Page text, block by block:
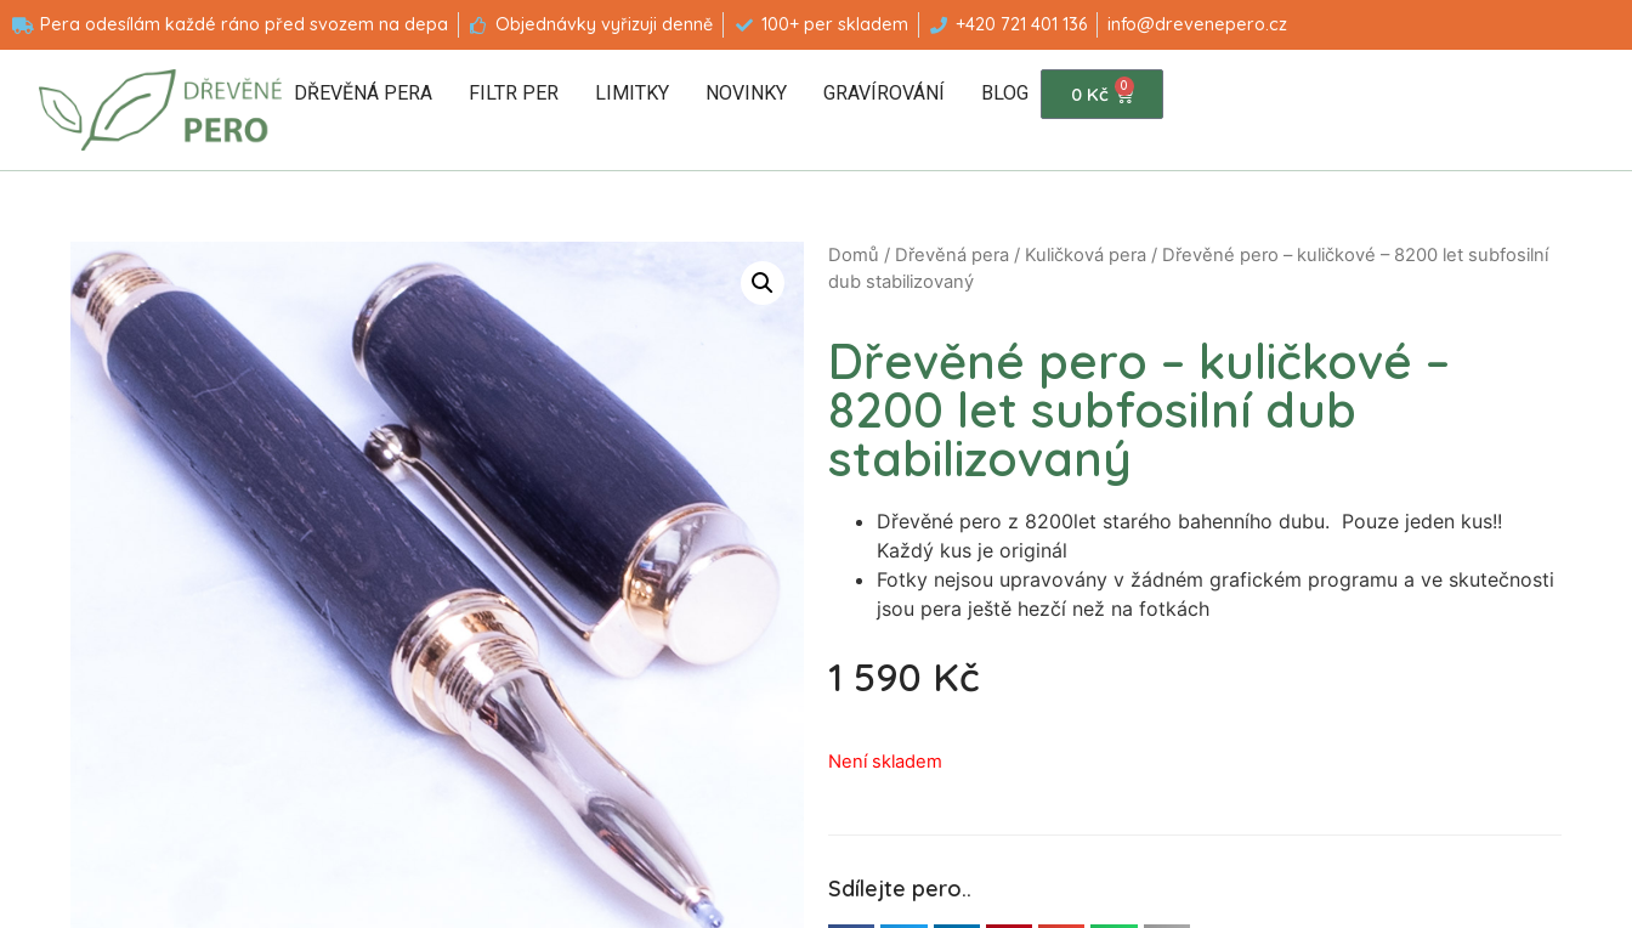
Pera odesílám každé ráno před svozem na depa Objednávky vyřizuji denně 100+ per skladem +420 721 401 136 info@drevenepero.cz
DŘEVĚNÁ PERA FILTR PER LIMITKY NOVINKY GRAVÍROVÁNÍ BLOG 0 Kč 0
Domů / Dřevěná pera / Kuličková pera / Dřevěné pero – kuličkové – 8200 let subfosilní
dub stabilizovaný
Dřevěné pero – kuličkové –
8200 let subfosilní dub
stabilizovaný
Dřevěné pero z 8200let starého bahenního dubu. Pouze jeden kus!!
Každý kus je originál
Fotky nejsou upravovány v žádném grafickém programu a ve skutečnosti
jsou pera ještě hezčí než na fotkách
1 590 Kč
Není skladem
Sdílejte pero..